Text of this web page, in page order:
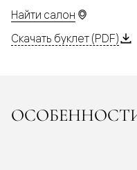
Найти салон
Скачать буклет (PDF)